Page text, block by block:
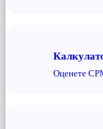
Оценете